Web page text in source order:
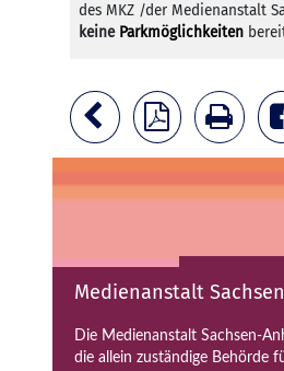
des MKZ /der Medienanstalt
keine Parkmöglichkeiten
Medienanstalt
Die Medienanstalt Sachsen-
die allein zuständige Behörde